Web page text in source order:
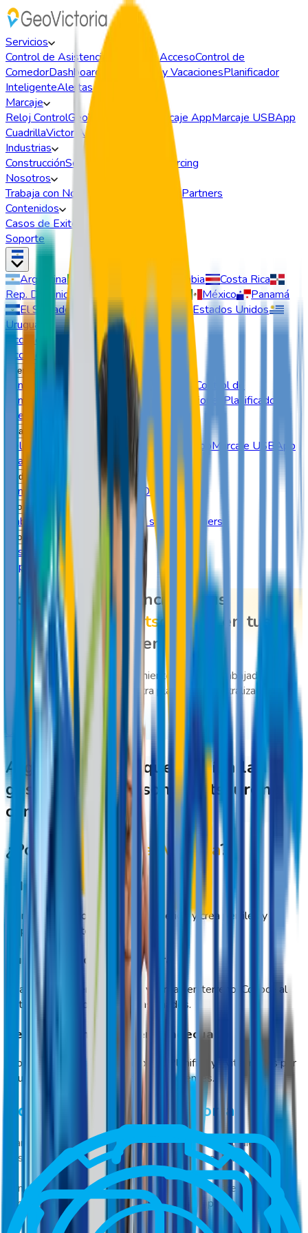
Servicios
Control de Asistencia
Control de AccesoControl de
ComedorDashboard BI Permisos y VacacionesPlanificador
InteligenteAlertas
Marcaje
Reloj ControlGeoVictoria Web Marcaje AppMarcaje USBApp
CuadrillaVictorIA
Industrias
ConstrucciónSeguridad
Outsourcing
Nosotros
Trabaja con Nosotros
Quiénes somosPartners
Contenidos
Casos de Exito
Webinars
Soporte
Argentina Brasil Colombia
Costa Rica
Rep. Dominicana
España México
Panamá
El Salvador
Guatemala Perú
Estados Unidos
Uruguay
Acceso usuarios
Cotizar
Acceso usuarios
Servicios
Control de Asistencia Control de Acceso Control de
Comedor
Dashboard BI Permisos y Vacaciones Planificador
Inteligente
Marcaje
Reloj Control GeoVictoria WebMarcaje AppMarcaje USB App
Cuadrilla
Industrias
Construcción Seguridad Retail Outsourcing
Nosotros
Trabaja con Nosotros Quiénes somos Partners
Contenidos
Casos de Exito
Soporte
Controla la asistencia de tus
colaboradores
Outsourcing en tus
distintos clientes en línea.
Gestiona operaciones, seguimiento de rutas, trabajadores en
terreno y más gracias a nuestra plataforma centralizada y en
línea.
Cotiza nuestras soluciones
Algunos clientes que confían la
gestión de su personal outsourcing
con
GeoVictoria
¿Por qué elegir
GeoVictoria?
Administra al personal
Planifica el personal externo requerido y crea perfiles y
grupos al instante.
Cumplimiento de cobertura
Realiza seguimiento de rutas y tareas en terreno. Conoce al
instante recorridos y puntos asignados.
Decisiones en el momento adecuado
Programa alertas y notificaciones. Planifica y evita multas por
incumplimiento de servicios con tus clientes.
Administra, planifica y ahorra
Maneja a tu personal de Outsourcing desde cualquier lugar,
gestiona, asigna horarios y haz trazabilidad en un clic.
Con GeoVictoria recibe información certera sobre el personal
según zonas y más. Evita multas por incumplimiento y
moderniza tus operaciones.